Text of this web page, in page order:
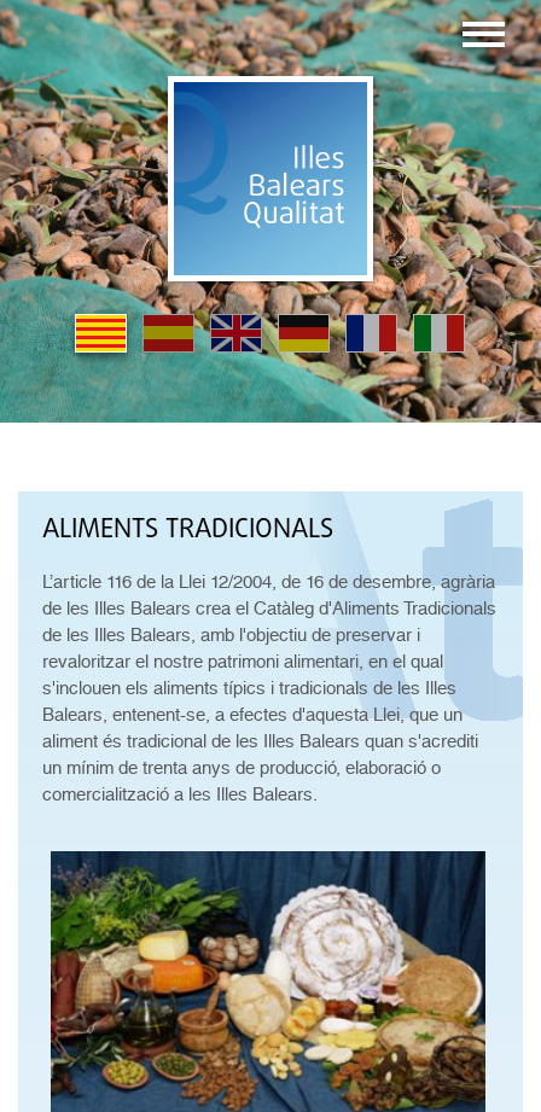
ALIMENTS TRADICIONALS
L’article 116 de la Llei 12/2004, de 16 de desembre, agrària
de les Illes Balears crea el Catàleg d'Aliments Tradicionals
de les Illes Balears, amb l'objectiu de preservar i
revaloritzar el nostre patrimoni alimentari, en el qual
s'inclouen els aliments típics i tradicionals de les Illes
Balears, entenent-se, a efectes d'aquesta Llei, que un
aliment és tradicional de les Illes Balears quan s'acrediti
un mínim de trenta anys de producció, elaboració o
comercialització a les Illes Balears.